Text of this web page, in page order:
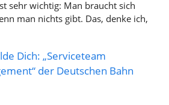
sehr wichtig: Man braucht sich
man nichts gibt. Das, denke ich,
Dich: „Serviceteam
der Deutschen Bahn